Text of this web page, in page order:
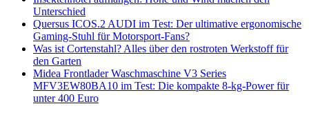
Unterschied
Quersus ICOS.2 AUDI im Test: Der ultimative ergonomische
Gaming-Stuhl für Motorsport-Fans?
Was ist Cortenstahl? Alles über den rostroten Werkstoff für
den Garten
Midea Frontlader Waschmaschine V3 Series
MFV3EW80BA10 im Test: Die kompakte 8-kg-Power für
unter 400 Euro